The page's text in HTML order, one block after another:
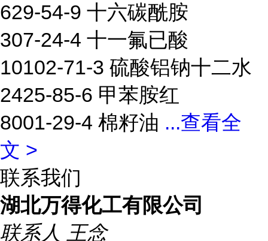
629-54-9 十六碳酰胺
307-24-4 十一氟已酸
10102-71-3 硫酸铝钠十二水
2425-85-6 甲苯胺红
8001-29-4 棉籽油 ...查看全
文 >
联系我们
湖北万得化工有限公司
联系人 王念